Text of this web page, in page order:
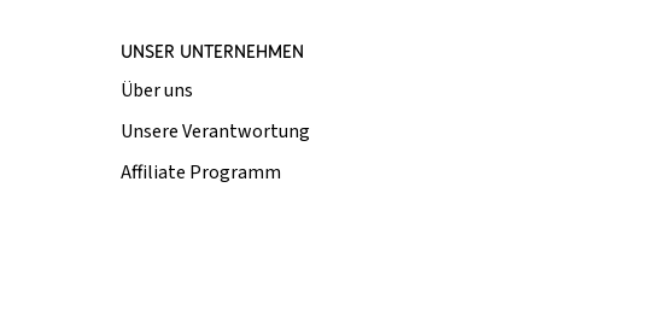
UNSER UNTERNEHMEN
Über uns
Unsere Verantwortung
Affiliate Programm